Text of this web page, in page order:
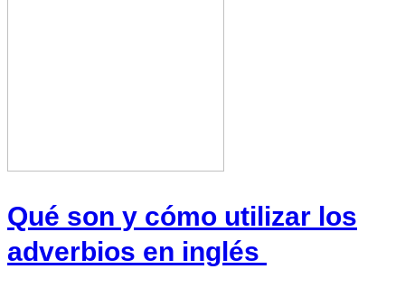
Qué son y cómo utilizar los
adverbios en inglés